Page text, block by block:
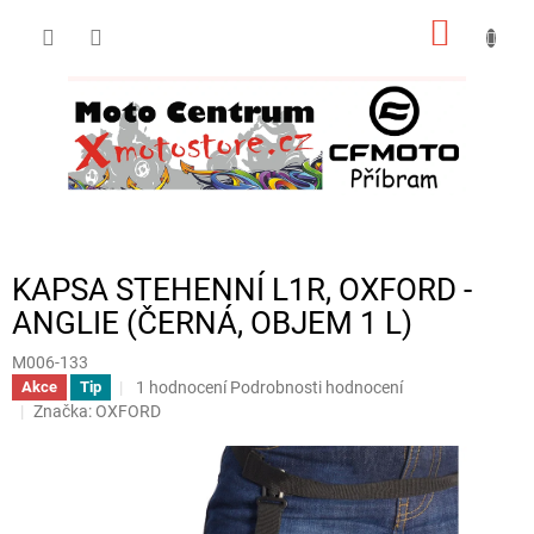
KAPSA STEHENNÍ L1R, OXFORD -
ANGLIE (ČERNÁ, OBJEM 1 L)
M006-133
Akce Tip
Průměrné
hodnocení
1 hodnocení Podrobnosti hodnocení
Značka: OXFORD